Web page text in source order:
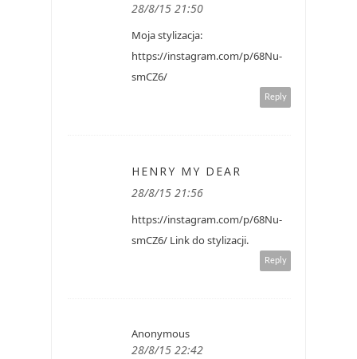
28/8/15 21:50
Moja stylizacja:
https://instagram.com/p/68Nu-
smCZ6/
Reply
HENRY MY DEAR
28/8/15 21:56
https://instagram.com/p/68Nu-
smCZ6/ Link do stylizacji.
Reply
Anonymous
28/8/15 22:42